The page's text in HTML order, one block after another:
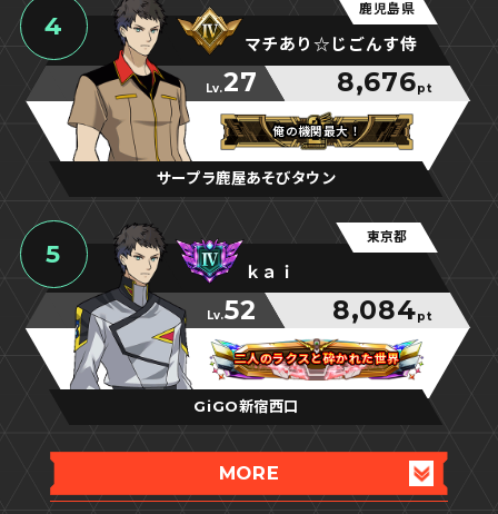
4
鹿児島県
マチあり☆じごんす侍
Lv.27 8,676pt
俺の機関最大！
俺の機関最大！
俺の機関最大！
サープラ鹿屋あそびタウン
5
東京都
ｋａｉ
Lv.52 8,084pt
二人のラクスと砕かれた世界
二人のラクスと砕かれた世界
二人のラクスと砕かれた世界
GiGO新宿西口
MORE